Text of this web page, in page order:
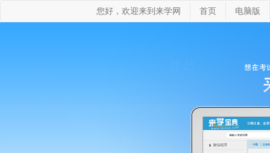
您好，欢迎来到来学网 首页 电脑版